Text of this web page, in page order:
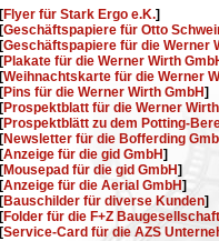
[Flyer für Stark Ergo e.K.]
[Geschäftspapiere für Otto
[Geschäftspapiere für die Werner
[Plakate für die Werner Wirth
[Weihnachtskarte für die Werner
[Pins für die Werner Wirth GmbH]
[Prospektblatt für die Werner
[Prospektblätt zu dem Potting-
[Newsletter für die Bofferding
[Anzeige für die gid GmbH]
[Mousepad für die gid GmbH]
[Anzeige für die Aerial GmbH]
[Bauschilder für diverse Kunden]
[Folder für die F+Z
[Service-Card für die AZS